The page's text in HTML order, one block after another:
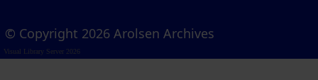
© Copyright 2026 Arolsen Archives
Visual Library Server 2026